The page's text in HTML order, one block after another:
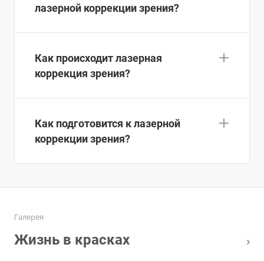
лазерной коррекции зрения?
Как происходит лазерная
коррекция зрения?
Как подготовится к лазерной
коррекции зрения?
Галерея
Жизнь в красках